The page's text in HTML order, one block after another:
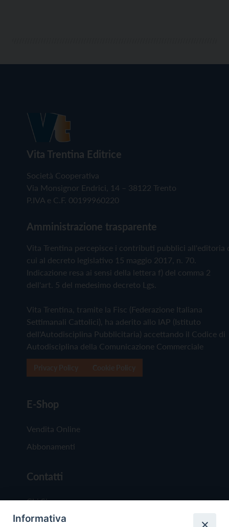
Vita Trentina Editrice
Società Cooperativa
Via Monsignor Endrici, 14 – 38122 Trento
P.IVA e C.F. 00199960220
Amministrazione trasparente
Vita Trentina percepisce i contributi pubblici all'editoria
cui al decreto legislativo 15 maggio 2017, n. 70.
Indicazione resa ai sensi della lettera f) del comma 2
dell'art. 5 del medesimo decreto Lgs.
Vita Trentina, tramite la Fisc (Federazione Italiana
Settimanali Cattolici), ha aderito allo IAP (Istituto
dell'Autodisciplina Pubblicitaria) accettando il Codice di
Autodisciplina della Comunicazione Commerciale
E-Shop
Vendita Online
Abbonamenti
Contatti
Chi Siamo
Redazione
Informativa